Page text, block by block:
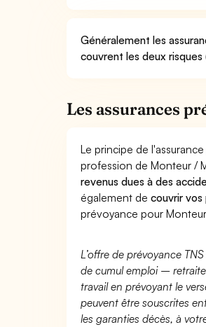
Généralement les
couvrent les deux
Les assurances
Le principe de
profession de Monteur /
revenus dues à des
également decouvrir
prévoyance pour
L’offre de prévoyance
de cumul emploi –
travail en prévoyant le
peuvent être souscrites
les garanties décès, à